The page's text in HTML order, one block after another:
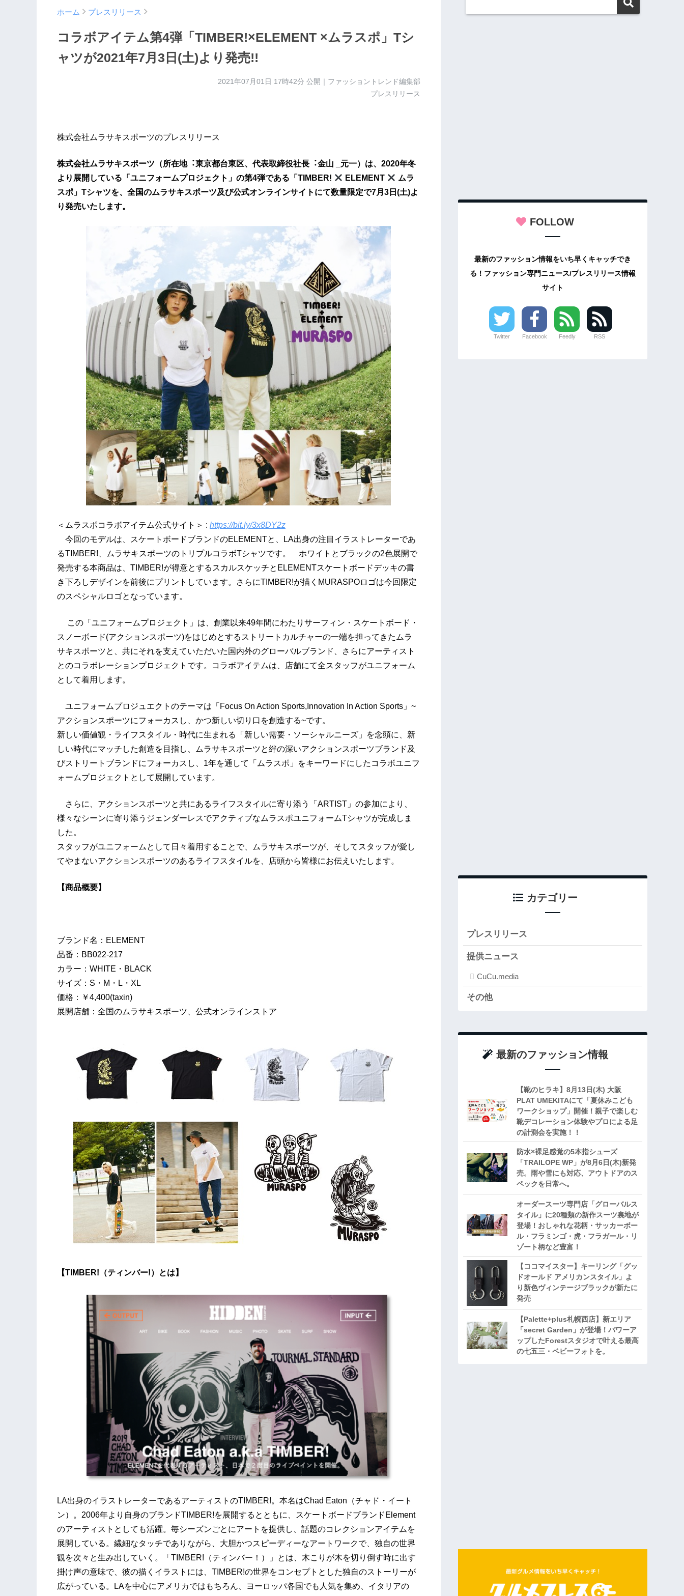
ホーム プレスリリース
コラボアイテム第4弾「TIMBER!×ELEMENT ×ムラスポ」Tシ
ャツが2021年7月3日(土)より発売!!
2021年07月01日 17時42分 公開｜ファッショントレンド編集部
プレスリリース
株式会社ムラサキスポーツのプレスリリース
株式会社ムラサキスポーツ（所在地︓東京都台東区、代表取締役社長︓金山 _元一）は、2020年冬
より展開している「ユニフォームプロジェクト」の第4弾である「TIMBER!
ELEMENT
ムラ
スポ」Tシャツを、全国のムラサキスポーツ及び公式オンラインサイトにて数量限定で7月3日(土)よ
り発売いたします。
＜ムラスポコラボアイテム公式サイト＞ : https://bit.ly/3x8DY2z
今回のモデルは、スケートボードブランドのELEMENTと、LA出身の注目イラストレーターであ
るTIMBER!、ムラサキスポーツのトリプルコラボTシャツです。 ホワイトとブラックの2色展開で
発売する本商品は、TIMBER!が得意とするスカルスケッチとELEMENTスケートボードデッキの書
き下ろしデザインを前後にプリントしています。さらにTIMBER!が描くMURASPOロゴは今回限定
のスペシャルロゴとなっています。
この「ユニフォームプロジェクト」は、創業以来49年間にわたりサーフィン・スケートボード・
スノーボード(アクションスポーツ)をはじめとするストリートカルチャーの一端を担ってきたムラ
サキスポーツと、共にそれを支えていただいた国内外のグローバルブランド、さらにアーティスト
とのコラボレーションプロジェクトです。コラボアイテムは、店舗にて全スタッフがユニフォーム
として着用します。
ユニフォームプロジュエクトのテーマは「Focus On Action Sports,Innovation In Action Sports」~
アクションスポーツにフォーカスし、かつ新しい切り口を創造する~です。
新しい価値観・ライフスタイル・時代に生まれる「新しい需要・ソーシャルニーズ」を念頭に、新
しい時代にマッチした創造を目指し、ムラサキスポーツと絆の深いアクションスポーツブランド及
びストリートブランドにフォーカスし、1年を通して「ムラスポ」をキーワードにしたコラボユニフ
ォームプロジェクトとして展開しています。
さらに、アクションスポーツと共にあるライフスタイルに寄り添う「ARTIST」の参加により、
様々なシーンに寄り添うジェンダーレスでアクティブなムラスポユニフォームTシャツが完成しま
した。
スタッフがユニフォームとして日々着用することで、ムラサキスポーツが、そしてスタッフが愛し
てやまないアクションスポーツのあるライフスタイルを、店頭から皆様にお伝えいたします。
【商品概要】
ブランド名：ELEMENT
品番：BB022-217
カラー：WHITE・BLACK
サイズ：S・M・L・XL
価格：￥4,400(taxin)
展開店舗：全国のムラサキスポーツ、公式オンラインストア
【TIMBER!（ティンバー!）とは】
LA出身のイラストレーターであるアーティストのTIMBER!。本名はChad Eaton（チャド・イート
ン）。2006年より自身のブランドTIMBER!を展開するとともに、スケートボードブランドElement
のアーティストとしても活躍。毎シーズンごとにアートを提供し、話題のコレクションアイテムを
展開している。繊細なタッチでありながら、大胆かつスピーディーなアートワークで、独自の世界
観を次々と生み出していく。「TIMBER!（ティンバー！）」とは、木こりが木を切り倒す時に出す
掛け声の意味で、彼の描くイラストには、TIMBER!の世界をコンセプトとした独自のストーリーが
広がっている。LAを中心にアメリカではもちろん、ヨーロッパ各国でも人気を集め、イタリアの
FOLLOW
最新のファッション情報をいち早くキャッチでき
る！ファッション専門ニュース/プレスリリース情報
サイト
Twitter Facebook Feedly RSS
カテゴリー
プレスリリース
提供ニュース
CuCu.media
その他
最新のファッション情報
【靴のヒラキ】8月13日(木) 大阪
PLAT UMEKITAにて「夏休みこども
ワークショップ」開催！親子で楽しむ
靴デコレーション体験やプロによる足
の計測会を実施！！
防水×裸足感覚の5本指シューズ
「TRAILOPE WP」が8月6日(木)新発
売。雨や雪にも対応、アウトドアのス
ペックを日常へ。
オーダースーツ専門店「グローバルス
タイル」に20種類の新作スーツ裏地が
登場！おしゃれな花柄・サッカーボー
ル・フラミンゴ・虎・フラガール・リ
ゾート柄など豊富！
【ココマイスター】キーリング「グッ
ドオールド アメリカンスタイル」よ
り新色ヴィンテージブラックが新たに
発売
【Palette+plus札幌西店】新エリア
「secret Garden」が登場！パワーア
ップしたForestスタジオで叶える最高
の七五三・ベビーフォトを。